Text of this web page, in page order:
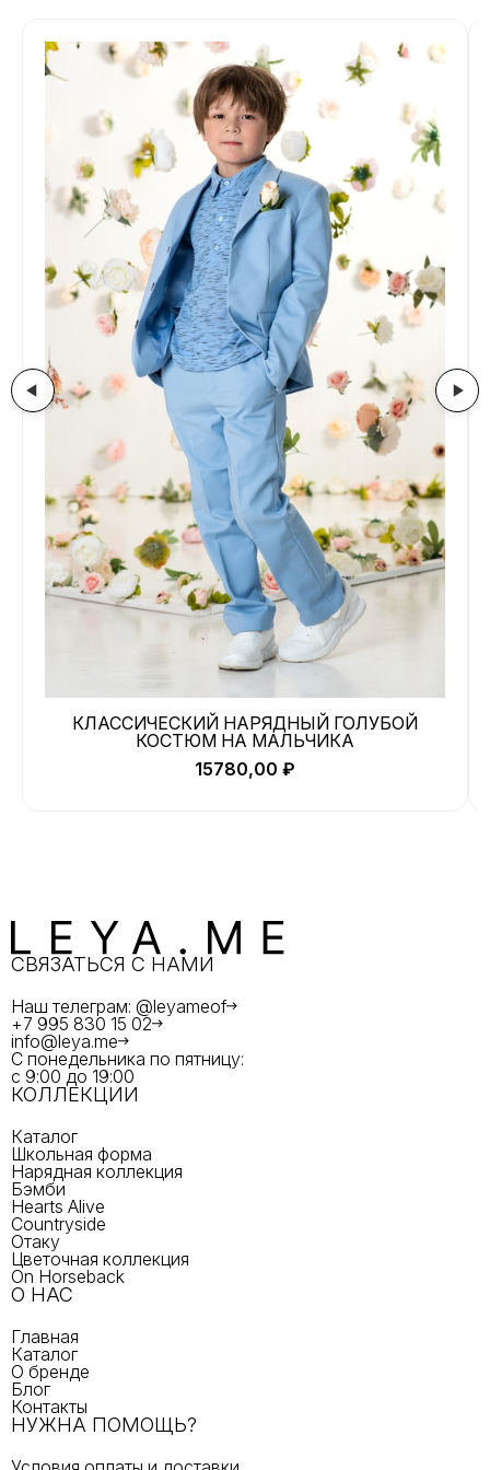
КЛАССИЧЕСКИЙ НАРЯДНЫЙ ГОЛУБОЙ
КОСТЮМ НА МАЛЬЧИКА
15780,00 ₽
СВЯЗАТЬСЯ С НАМИ
Наш телеграм: @leyameof
+7 995 830 15 02
info@leya.me
С понедельника по пятницу:
с 9:00 до 19:00
КОЛЛЕКЦИИ
Каталог
Школьная форма
Нарядная коллекция
Бэмби
Hearts Alive
Countryside
Отаку
Цветочная коллекция
On Horseback
О НАС
Главная
Каталог
О бренде
Блог
Контакты
НУЖНА ПОМОЩЬ?